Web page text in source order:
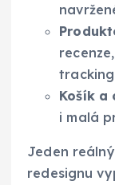
Košík a
i malá
Jeden
redesignu